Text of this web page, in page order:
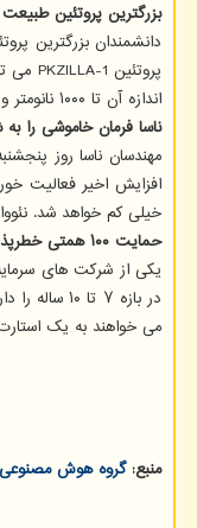
بزرگترین پروتئین
اندازه آن تا ۱۰۰۰ نانومتر و جرم آن تا ۳۹۹۰ کیلو دالتون می رسد، بگیرد.
ناسا فرمان خاموشی را
افزایش اخیر فعالیت
خیلی کم خواهد شد.
حمایت ۱۰۰ همتی خطرپذیر برای توسعه ایده های استارت آپی
در بازه ۷
می خواهند به یک
منبع:گروه هوش مصنوعی